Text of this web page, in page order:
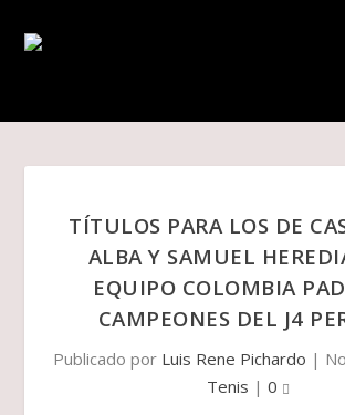
TÍTULOS PARA LOS DE
ALBA Y SAMUEL
EQUIPO COLOMBIA
CAMPEONES DEL J4
Publicado por Luis Rene Pichardo |
Tenis | 0